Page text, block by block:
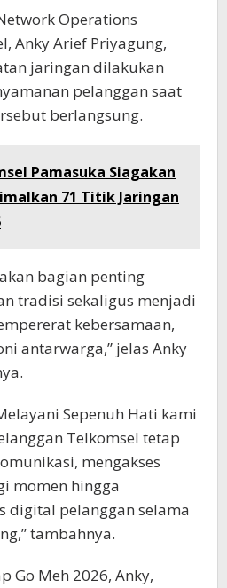
Operations
Anky Arief Priyagung,
jaringan dilakukan
pelanggan saat
berlangsung.
Pamasuka Siagakan
71 Titik Jaringan
bagian penting
tradisi sekaligus menjadi
kebersamaan,
antarwarga,” jelas Anky
Sepenuh Hati kami
Telkomsel tetap
mengakses
momen hingga
digital pelanggan selama
tambahnya.
Go Meh 2026, Anky,